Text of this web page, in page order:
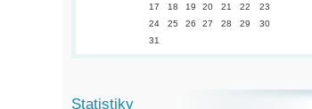
17
18 19 20 21 22
23
24
25 26 27 28 29
30
31
Statistiky